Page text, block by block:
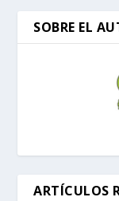
SOBRE EL
ARTÍCULOS